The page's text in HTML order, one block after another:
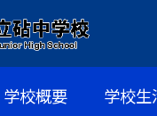
学校概要 学校生